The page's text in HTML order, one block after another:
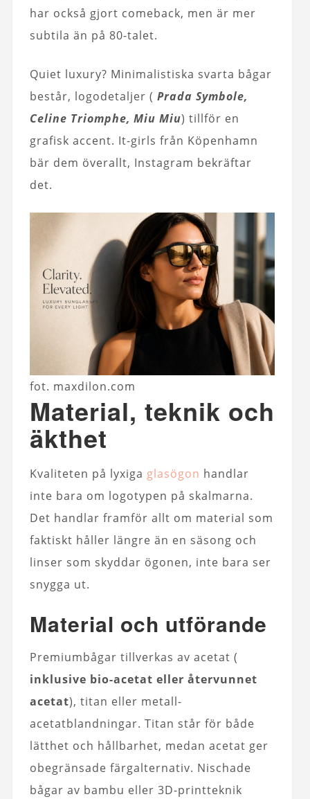
har också gjort comeback, men är mer
subtila än på 80-talet.
Quiet luxury? Minimalistiska svarta bågar
består, logodetaljer ( Prada Symbole,
Celine Triomphe, Miu Miu) tillför en
grafisk accent. It-girls från Köpenhamn
bär dem överallt, Instagram bekräftar
det.
fot. maxdilon.com
Material, teknik och
äkthet
Kvaliteten på lyxiga glasögon handlar
inte bara om logotypen på skalmarna.
Det handlar framför allt om material som
faktiskt håller längre än en säsong och
linser som skyddar ögonen, inte bara ser
snygga ut.
Material och utförande
Premiumbågar tillverkas av acetat (
inklusive bio-acetat eller återvunnet
acetat), titan eller metall-
acetatblandningar. Titan står för både
lätthet och hållbarhet, medan acetat ger
obegränsade färgalternativ. Nischade
bågar av bambu eller 3D-printteknik